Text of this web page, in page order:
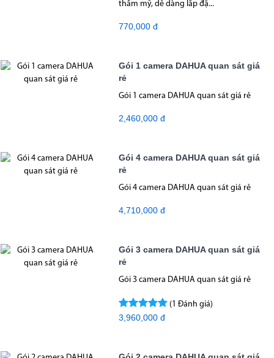
thẩm mỹ, dễ dàng lắp đặ...
770,000 đ
Gói 1 camera DAHUA quan sát giá
rẻ
Gói 1 camera DAHUA quan sát giá rẻ
2,460,000 đ
Gói 4 camera DAHUA quan sát giá
rẻ
Gói 4 camera DAHUA quan sát giá rẻ
4,710,000 đ
Gói 3 camera DAHUA quan sát giá
rẻ
Gói 3 camera DAHUA quan sát giá rẻ
(1 Đánh giá)
3,960,000 đ